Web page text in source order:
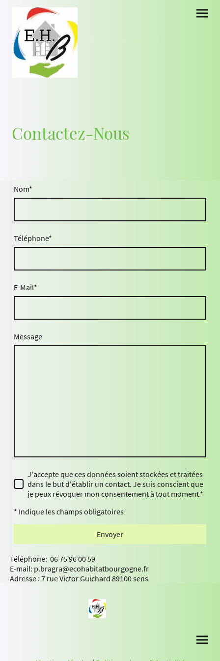
Contactez-Nous
Téléphone: 06 75 96 00 59
E-mail: p.bragra@ecohabitatbourgogne.fr
Adresse : 7 rue Victor Guichard 89100 sens
Nom*
Téléphone*
E-Mail*
Message
J'accepte que ces données soient stockées et traitées
dans le but d'établir un contact. Je suis conscient que
je peux révoquer mon consentement à tout moment.*
* Indique les champs obligatoires
Envoyer